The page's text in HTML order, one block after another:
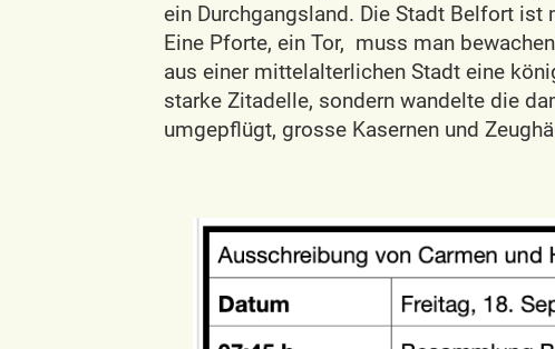
ein Durchgangsland. Die Stadt Belfort
Eine Pforte, ein Tor, muss man
aus einer mittelalterlichen Stadt eine
starke Zitadelle, sondern wandelte die
umgepflügt, grosse Kasernen und